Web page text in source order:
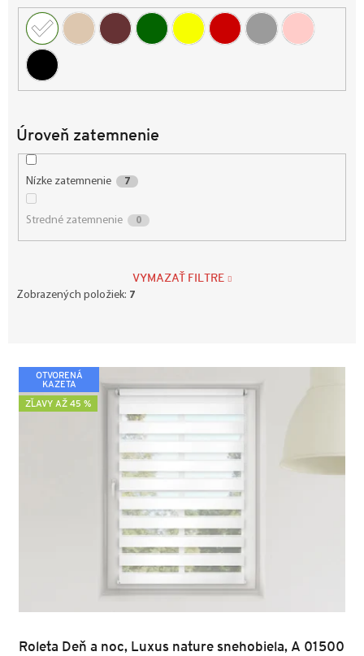
Úroveň zatemnenie
Nízke zatemnenie 7
Stredné zatemnenie 0
VYMAZAŤ FILTRE
Zobrazených položiek: 7
OTVORENÁ
KAZETA
ZĽAVY AŽ 45 %
Roleta Deň a noc, Luxus nature snehobiela, A 01500